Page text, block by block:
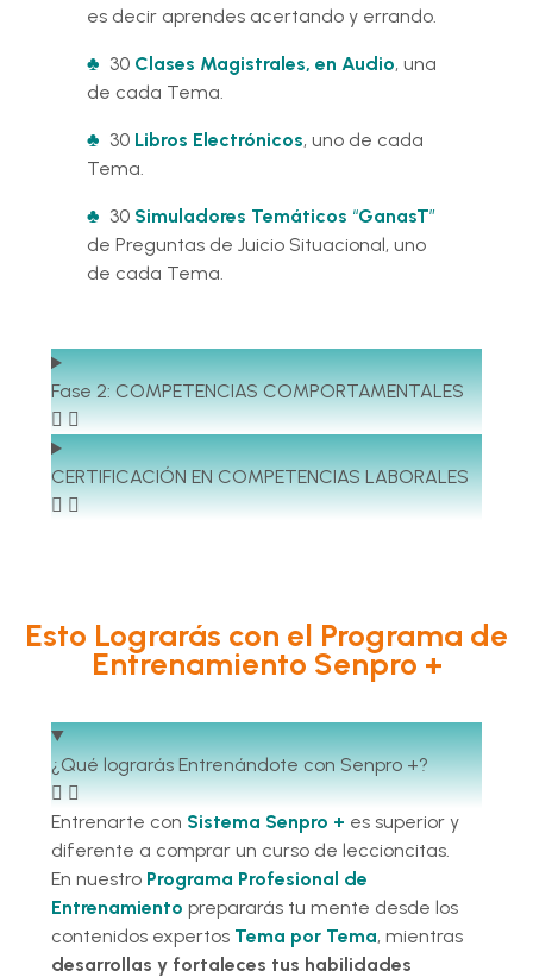
es decir aprendes acertando y errando.
♣ 30 Clases Magistrales, en Audio, una
de cada Tema.
♣ 30 Libros Electrónicos, uno de cada
Tema.
♣ 30 Simuladores Temáticos “GanasT”
de Preguntas de Juicio Situacional, uno
de cada Tema.
Fase 2: COMPETENCIAS COMPORTAMENTALES
CERTIFICACIÓN EN COMPETENCIAS LABORALES
Esto Lograrás con el Programa de
Entrenamiento Senpro +
¿Qué lograrás Entrenándote con Senpro +?
Entrenarte con Sistema Senpro + es superior y
diferente a comprar un curso de leccioncitas.
En nuestro Programa Profesional de
Entrenamiento prepararás tu mente desde los
contenidos expertos Tema por Tema, mientras
desarrollas y fortaleces tus habilidades